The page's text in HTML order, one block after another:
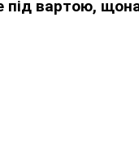
під вартою,